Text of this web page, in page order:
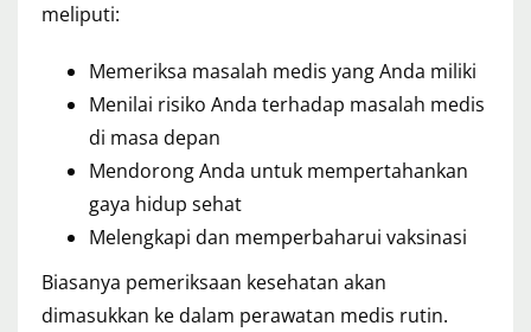
meliputi:
Memeriksa masalah medis yang Anda miliki
Menilai risiko Anda terhadap masalah medis
di masa depan
Mendorong Anda untuk mempertahankan
gaya hidup sehat
Melengkapi dan memperbaharui vaksinasi
Biasanya pemeriksaan kesehatan akan
dimasukkan ke dalam perawatan medis rutin.